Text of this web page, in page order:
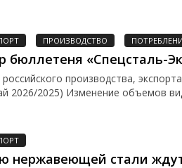
ПРОИЗВОДСТВО
«Спецсталь-
производства,
2026/2025) Изменение объемов
нержавеющей стали